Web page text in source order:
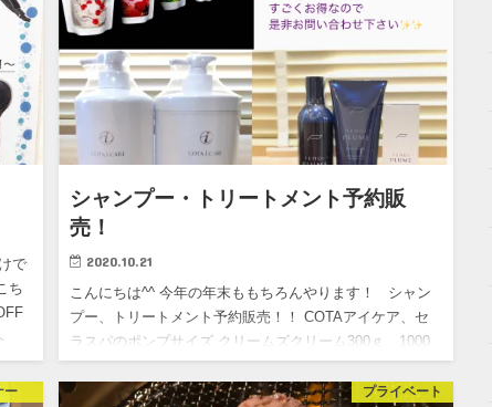
で
ち
シャンプー・トリートメント予約販
売！
2020.10.21
こんにちは^^ 今年の年末ももちろんやります！ シャン
プー、トリートメント予約販売！！ COTAアイケア、セ
ラスパのポンプサイズ クリームズクリーム300ｇ、1000
ｇ テモイプルームシャンプー、トリートメント、グリ…
ー プライベート